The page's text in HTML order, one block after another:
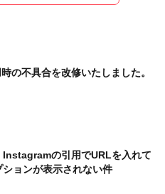
の不具合を改修いたしました。
Instagramの引用でURLを入れて
ションが表示されない件